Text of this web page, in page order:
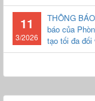
11
3/2026
THÔNG
báo của
tạo tối đa